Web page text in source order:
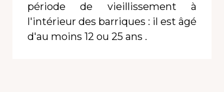
période de vieillissement à
l'intérieur des barriques : il est âgé
d'au moins 12 ou 25 ans .